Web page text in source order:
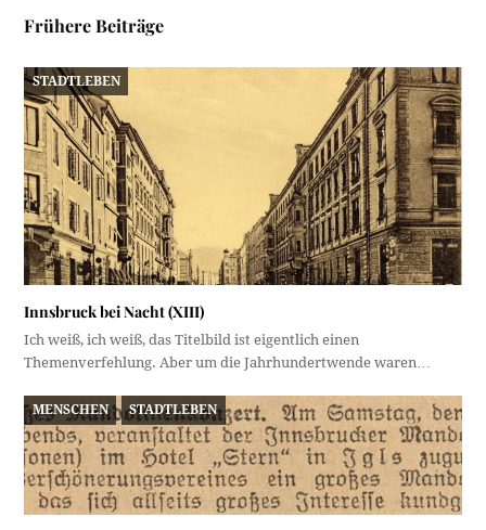
Frühere Beiträge
STADTLEBEN
Innsbruck bei Nacht (XIII)
Ich weiß, ich weiß, das Titelbild ist eigentlich einen
Themenverfehlung. Aber um die Jahrhundertwende waren…
MENSCHEN STADTLEBEN